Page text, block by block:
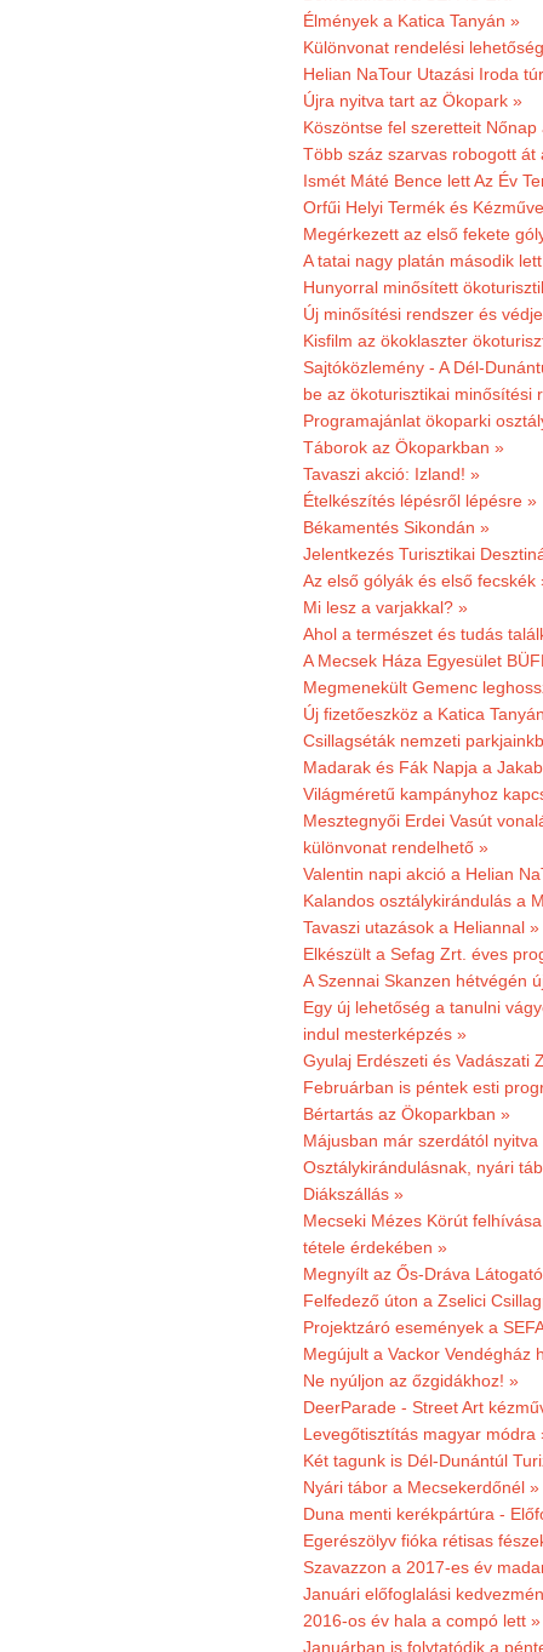
Élmények a Katica Tanyán »
Különvonat rendelési
Helian NaTour Utazási Iroda
Újra nyitva tart az Ökopark »
Köszöntse fel szeretteit
Több száz szarvas robogott át
Ismét Máté Bence lett Az Év
Orfűi Helyi Termék és
Megérkezett az első fekete
A tatai nagy platán második
Hunyorral minősített
Új minősítési rendszer és
Kisfilm az ökoklaszter
Sajtóközlemény - A Dél-
be az ökoturisztikai minősítési
Programajánlat ökoparki
Táborok az Ökoparkban »
Tavaszi akció: Izland! »
Ételkészítés lépésről lépésre »
Békamentés Sikondán »
Jelentkezés Turisztikai
Az első gólyák és első fecskék
Mi lesz a varjakkal? »
Ahol a természet és tudás
A Mecsek Háza Egyesület
Megmenekült Gemenc
Új fizetőeszköz a Katica
Csillagséták nemzeti
Madarak és Fák Napja a
Világméretű kampányhoz
Mesztegnyői Erdei Vasút
különvonat rendelhető »
Valentin napi akció a Helian
Kalandos osztálykirándulás a
Tavaszi utazások a Heliannal »
Elkészült a Sefag Zrt. éves
A Szennai Skanzen hétvégén
Egy új lehetőség a tanulni
indul mesterképzés »
Gyulaj Erdészeti és Vadászati
Februárban is péntek esti
Bértartás az Ökoparkban »
Májusban már szerdától
Osztálykirándulásnak, nyári
Diákszállás »
Mecseki Mézes Körút
tétele érdekében »
Megnyílt az Ős-Dráva
Felfedező úton a Zselici
Projektzáró események a
Megújult a Vackor Vendégház
Ne nyúljon az őzgidákhoz! »
DeerParade - Street Art
Levegőtisztítás magyar módra
Két tagunk is Dél-Dunántúl
Nyári tábor a Mecsekerdőnél »
Duna menti kerékpártúra -
Egerészölyv fióka rétisas
Szavazzon a 2017-es év
Januári előfoglalási
2016-os év hala a compó lett »
Januárban is folytatódik a